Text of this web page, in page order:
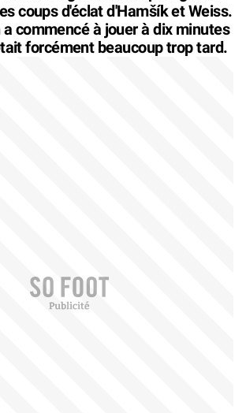
coups d'éclat d'Hamšík et Weiss.
commencé à jouer à dix minutes
forcément beaucoup trop tard.